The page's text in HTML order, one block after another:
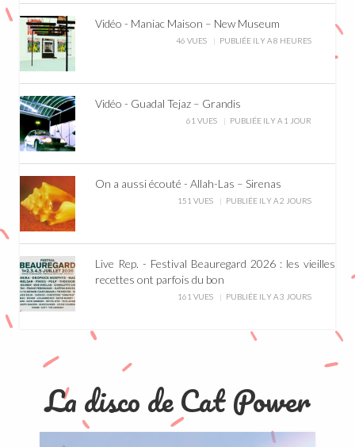
Vidéo - Maniac Maison – New Museum
46 VUES PUBLIÉE IL Y A 8 HEURES
Vidéo - Guadal Tejaz – Grandis
61 VUES PUBLIÉE IL Y A 1 JOUR
On a aussi écouté - Allah-Las – Sirenas
151 VUES PUBLIÉE IL Y A 2 JOURS
Live Rep. - Festival Beauregard 2026 : les vieilles
recettes ont parfois du bon
161 VUES PUBLIÉE IL Y A 3 JOURS
La disco de Cat Power